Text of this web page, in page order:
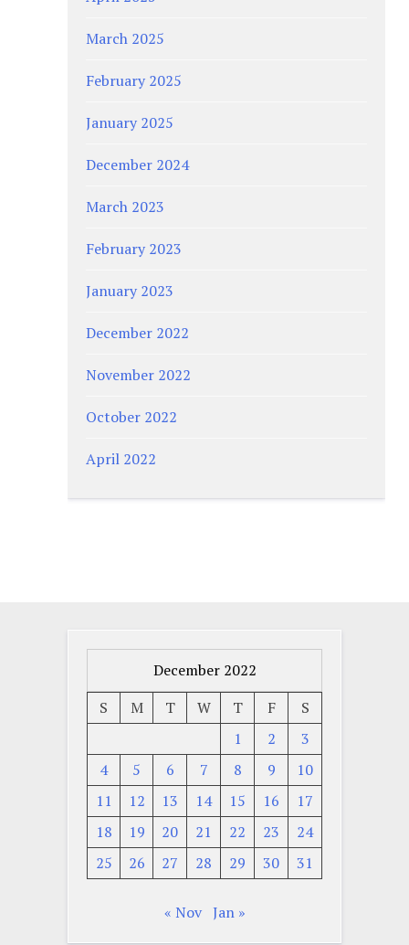
March 2025
February 2025
January 2025
December 2024
March 2023
February 2023
January 2023
December 2022
November 2022
October 2022
April 2022
December 2022
S
M T W T F
S
1
2
3
4
5 6 7 8 9
10
11
12 13 14 15 16
17
18
19 20 21 22 23
24
25
26 27 28 29 30 31
« Nov Jan »